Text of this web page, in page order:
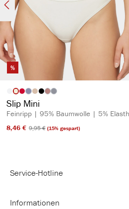
%
Artikelfarbeauswählen
(Diese Option ist zurzeit nicht verfügbar.)
(Diese Option ist zurzeit nicht
(Diese Option ist zurzeit nicht
Slip Mini
Feinripp | 95% Baumwolle | 5%
8,46 €​ 9,95 €​(15% gespart)
Service-Hotline
Informationen